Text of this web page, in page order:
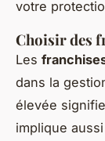
votre
Choisir des
Les
dans la
élevée
implique